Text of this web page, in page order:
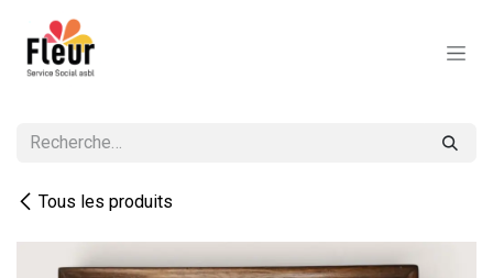
Tous les produits